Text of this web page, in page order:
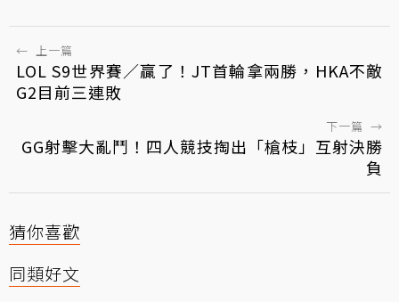
← 上一篇
LOL S9世界賽／贏了！JT首輪拿兩勝，HKA不敵
G2目前三連敗
下一篇 →
GG射擊大亂鬥！四人競技掏出「槍枝」互射決勝
負
猜你喜歡
同類好文